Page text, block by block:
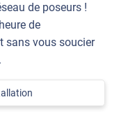
de poseurs !
de
sans vous soucier